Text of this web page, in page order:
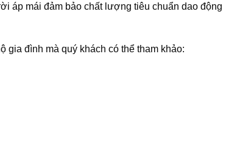
áp mái đảm bảo chất lượng tiêu chuẩn dao động
gia đình mà quý khách có thể tham khảo: